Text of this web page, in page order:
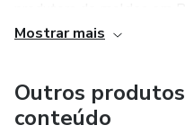
IMPRESSÃO
Estou sempre
Mostrar mais
Outros
conteúdo